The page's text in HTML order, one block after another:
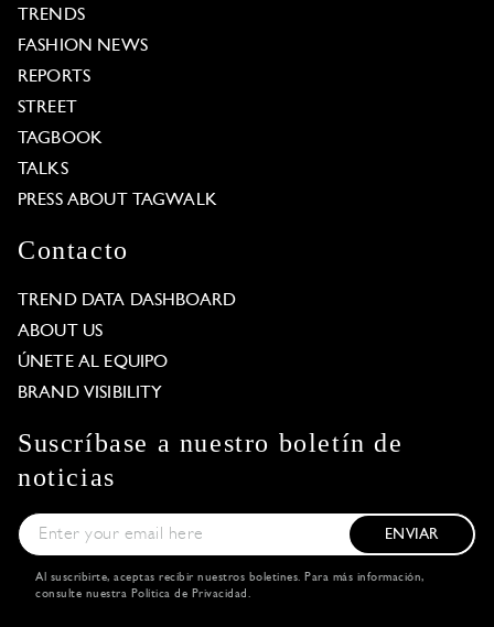
TRENDS
FASHION NEWS
REPORTS
STREET
TAGBOOK
TALKS
PRESS ABOUT TAGWALK
Contacto
TREND DATA DASHBOARD
ABOUT US
ÚNETE AL EQUIPO
BRAND VISIBILITY
Suscríbase a nuestro boletín de
noticias
ENVIAR
Al suscribirte, aceptas recibir nuestros boletines. Para más información,
consulte nuestra Política de Privacidad .